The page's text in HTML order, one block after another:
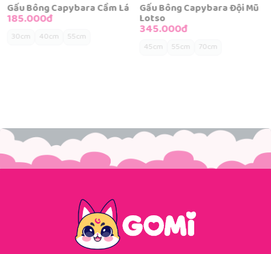
Gấu Bông Capybara Cầm Lá
185.000đ
30cm 40cm 55cm
Gấu Bông Capybara Đội Mũ
Lotso
345.000đ
45cm 55cm 70cm